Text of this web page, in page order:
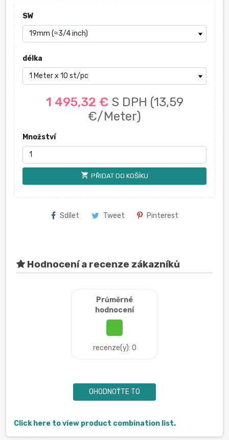
SW
délka
1 495,32 € S DPH (13,59
€/Meter)
Množství
shopping_cart PŘIDAT DO KOŠÍKU
Sdílet Tweet Pinterest
Hodnocení a recenze zákazníků
Průměrné
hodnocení
recenze(y): 0
OHODNOŤTE TO
Click here to view product combination list.